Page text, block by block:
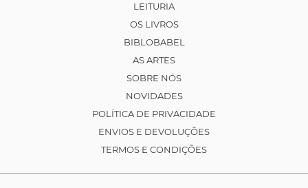
LEITURIA
OS LIVROS
BIBLOBABEL
AS ARTES
SOBRE NÓS
NOVIDADES
POLÍTICA DE PRIVACIDADE
ENVIOS E DEVOLUÇÕES
TERMOS E CONDIÇÕES